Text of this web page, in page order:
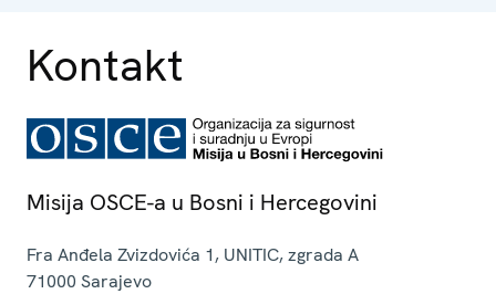
Kontakt
Misija OSCE-a u Bosni i Hercegovini
Fra Anđela Zvizdovića 1, UNITIC, zgrada A
71000 Sarajevo